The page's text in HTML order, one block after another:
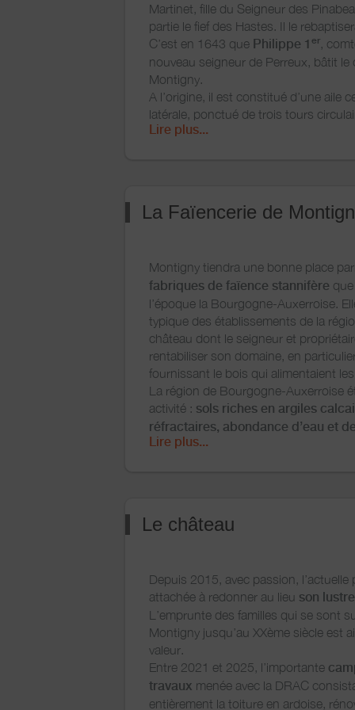
Martinet, fille du Seigneur des
partie le fief des Hastes. Il le
C’est en 1643 que Philippe 1 er,
nouveau seigneur de Perreux, bâtit le
Montigny.
A l’origine, il est constitué d’une aile
latérale, ponctué de trois tours
quatrième, séparée du bâtiment,
à cheval. Le domaine restera dans la
près de deux siècles.
Son nouveau propriétaire, le marquis
d’Estampeset son épouse Blanche
réaliseront des aménagements
néo-gothique de leur époque.
Leur deuxième fils, héritier du
Théodose , comte d’Estampes,
architecturaux extérieurs dans les
Au début du XXèmesiècle, la famille
s’installe au château. Le couple
touche personnelle à l’édifice. La
qu’une dizaine d’année et revendra le
Lire plus...
La Faïencerie de
Montigny tiendra une bonne place
fabriques de faïence stannifère
l’époque la Bourgogne-Auxerroise.
typique des établissements de la
château dont le seigneur et
rentabiliser son domaine, en
fournissant le bois qui alimentaient
La région de Bourgogne-Auxerroise
activité : sols riches en argiles
réfractaires, abondance d’eau et
La production de Montigny était
de Puisaye
possédons quelques-unes à Montigny.
Lire plus...
Le château
Depuis 2015, avec passion, l’actuelle
attachée à redonner au lieu son
L’emprunte des familles qui se sont
Montigny jusqu’au XXème siècle est
valeur.
Entre 2021 et 2025, l’importante
travaux menée avec la DRAC
entièrement la toiture en ardoise,